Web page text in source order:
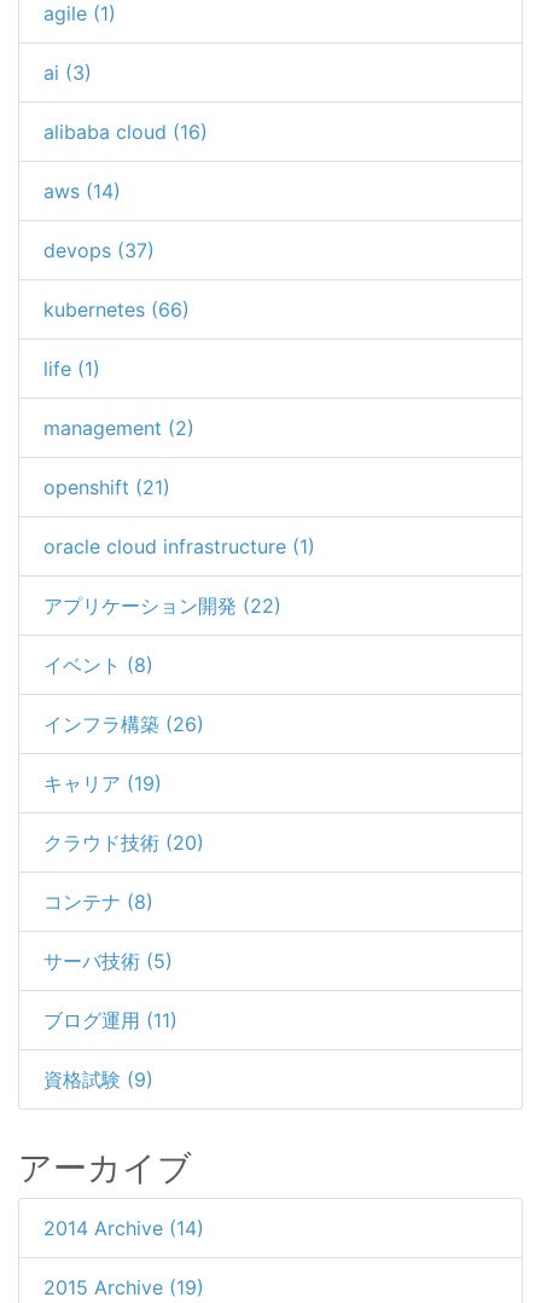
agile (1)
ai (3)
alibaba cloud (16)
aws (14)
devops (37)
kubernetes (66)
life (1)
management (2)
openshift (21)
oracle cloud infrastructure (1)
アプリケーション開発 (22)
イベント (8)
インフラ構築 (26)
キャリア (19)
クラウド技術 (20)
コンテナ (8)
サーバ技術 (5)
ブログ運用 (11)
資格試験 (9)
アーカイブ
2014 Archive (14)
2015 Archive (19)